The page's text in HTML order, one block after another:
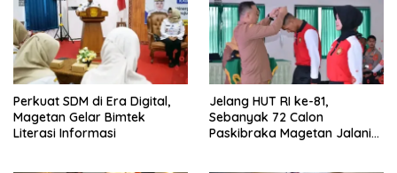
Perkuat SDM di Era Digital,
Magetan Gelar Bimtek
Literasi Informasi
Jelang HUT RI ke-81,
Sebanyak 72 Calon
Paskibraka Magetan Jalani